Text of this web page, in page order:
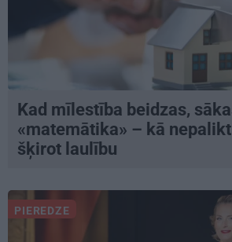
Kad mīlestība beidzas,
«matemātika» – kā
šķirot laulību
PIEREDZE